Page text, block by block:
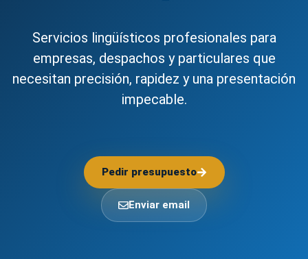
Servicios lingüísticos profesionales para
empresas, despachos y particulares que
necesitan precisión, rapidez y una presentación
impecable.
Pedir presupuesto
Enviar email